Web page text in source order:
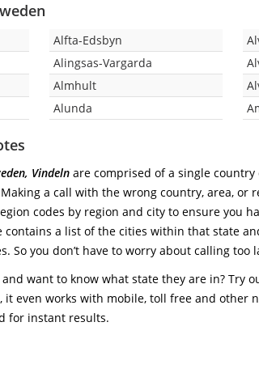
Alfta-Edsbyn
Alingsas-Vargarda
Almhult
Alunda
Vindeln are comprised of a single country
a call with the wrong country, area, or
codes by region and city to ensure you
contains a list of the cities within that state
So you don’t have to worry about calling too
want to know what state they are in? Try
even works with mobile, toll free and other
for instant results.